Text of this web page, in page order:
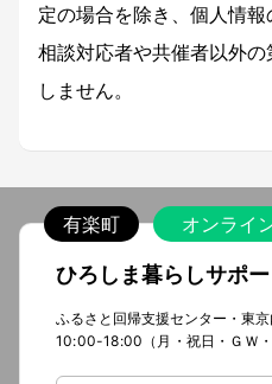
定の場合を除き、個人情
相談対応者や共催者以外
しません。
有楽町 オンライ
ひろしま暮らしサポ
ふるさと回帰支援センター・東京
10:00-18:00（月・祝日・ＧＷ・